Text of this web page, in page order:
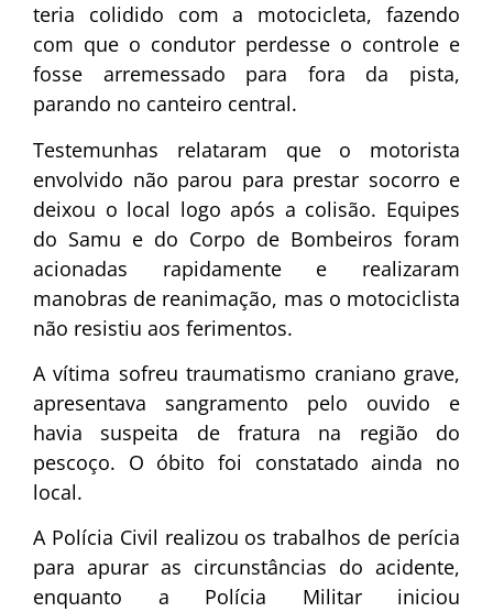
teria colidido com a motocicleta, fazendo
com que o condutor perdesse o controle e
fosse arremessado para fora da pista,
parando no canteiro central.
Testemunhas relataram que o motorista
envolvido não parou para prestar socorro e
deixou o local logo após a colisão. Equipes
do Samu e do Corpo de Bombeiros foram
acionadas rapidamente e realizaram
manobras de reanimação, mas o motociclista
não resistiu aos ferimentos.
A vítima sofreu traumatismo craniano grave,
apresentava sangramento pelo ouvido e
havia suspeita de fratura na região do
pescoço. O óbito foi constatado ainda no
local.
A Polícia Civil realizou os trabalhos de perícia
para apurar as circunstâncias do acidente,
enquanto a Polícia Militar iniciou